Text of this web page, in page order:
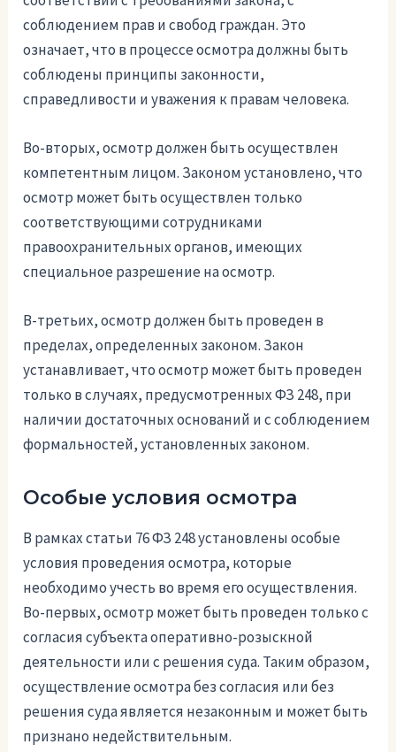
соблюдением прав и свобод граждан. Это
означает, что в процессе осмотра должны быть
соблюдены принципы законности,
справедливости и уважения к правам человека.
Во-вторых, осмотр должен быть осуществлен
компетентным лицом. Законом установлено, что
осмотр может быть осуществлен только
соответствующими сотрудниками
правоохранительных органов, имеющих
специальное разрешение на осмотр.
В-третьих, осмотр должен быть проведен в
пределах, определенных законом. Закон
устанавливает, что осмотр может быть проведен
только в случаях, предусмотренных ФЗ 248, при
наличии достаточных оснований и с соблюдением
формальностей, установленных законом.
Особые условия осмотра
В рамках статьи 76 ФЗ 248 установлены особые
условия проведения осмотра, которые
необходимо учесть во время его осуществления.
Во-первых, осмотр может быть проведен только с
согласия субъекта оперативно-розыскной
деятельности или с решения суда. Таким образом,
осуществление осмотра без согласия или без
решения суда является незаконным и может быть
признано недействительным.